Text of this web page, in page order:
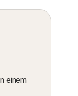
einem